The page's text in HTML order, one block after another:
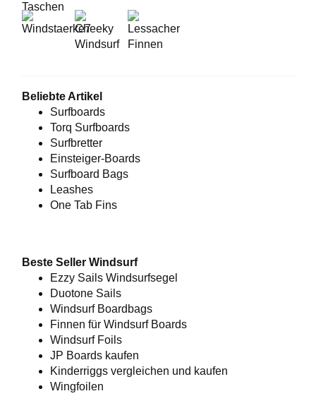
Beliebte Artikel
Surfboards
Torq Surfboards
Surfbretter
Einsteiger-Boards
Surfboard Bags
Leashes
One Tab Fins
Beste Seller Windsurf
Ezzy Sails Windsurfsegel
Duotone Sails
Windsurf Boardbags
Finnen für Windsurf Boards
Windsurf Foils
JP Boards kaufen
Kinderriggs vergleichen und kaufen
Wingfoilen